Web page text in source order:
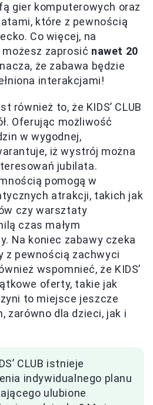
gier komputerowych oraz
które z pewnością
Co więcej, na
zaprosić nawet 20
że zabawa będzie
interakcjami!
również to, że KIDS’ CLUB
Oferując możliwość
w wygodnej,
iż wystrój można
jubilata.
pomogą w
atrakcji, takich jak
czy warsztaty
czas małym
Na koniec zabawy czeka
z pewnością zachwyci
wspomnieć, że KIDS’
oferty, takie jak
to miejsce jeszcze
zarówno dla dzieci, jak i
CLUB istnieje
indywidualnego planu
ulubione